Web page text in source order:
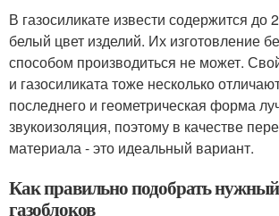
В газосиликате извести содержится до
белый цвет изделий. Их изготовление
способом производиться не может.
и газосиликата тоже несколько
последнего и геометрическая форма
звукоизоляция, поэтому в качестве
материала - это идеальный вариант.
Как правильно подобрать
газоблоков